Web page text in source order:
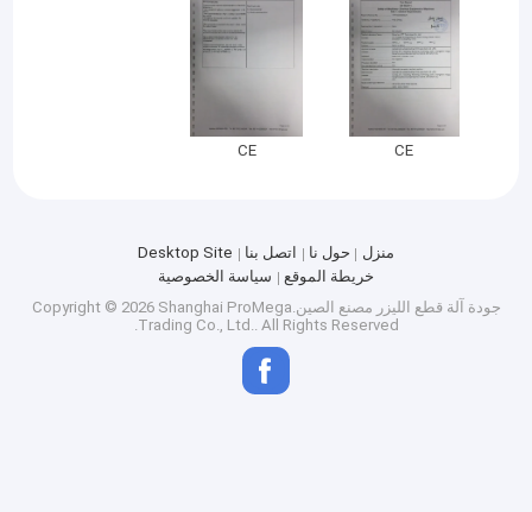
CE
CE
منزل حول نا اتصل بنا
Desktop Site
خريطة الموقع
سياسة الخصوصية
جودة آلة قطع الليزر
مصنع الصين.Copyright © 2026 Shanghai ProMega
Trading Co., Ltd.. All Rights Reserved.